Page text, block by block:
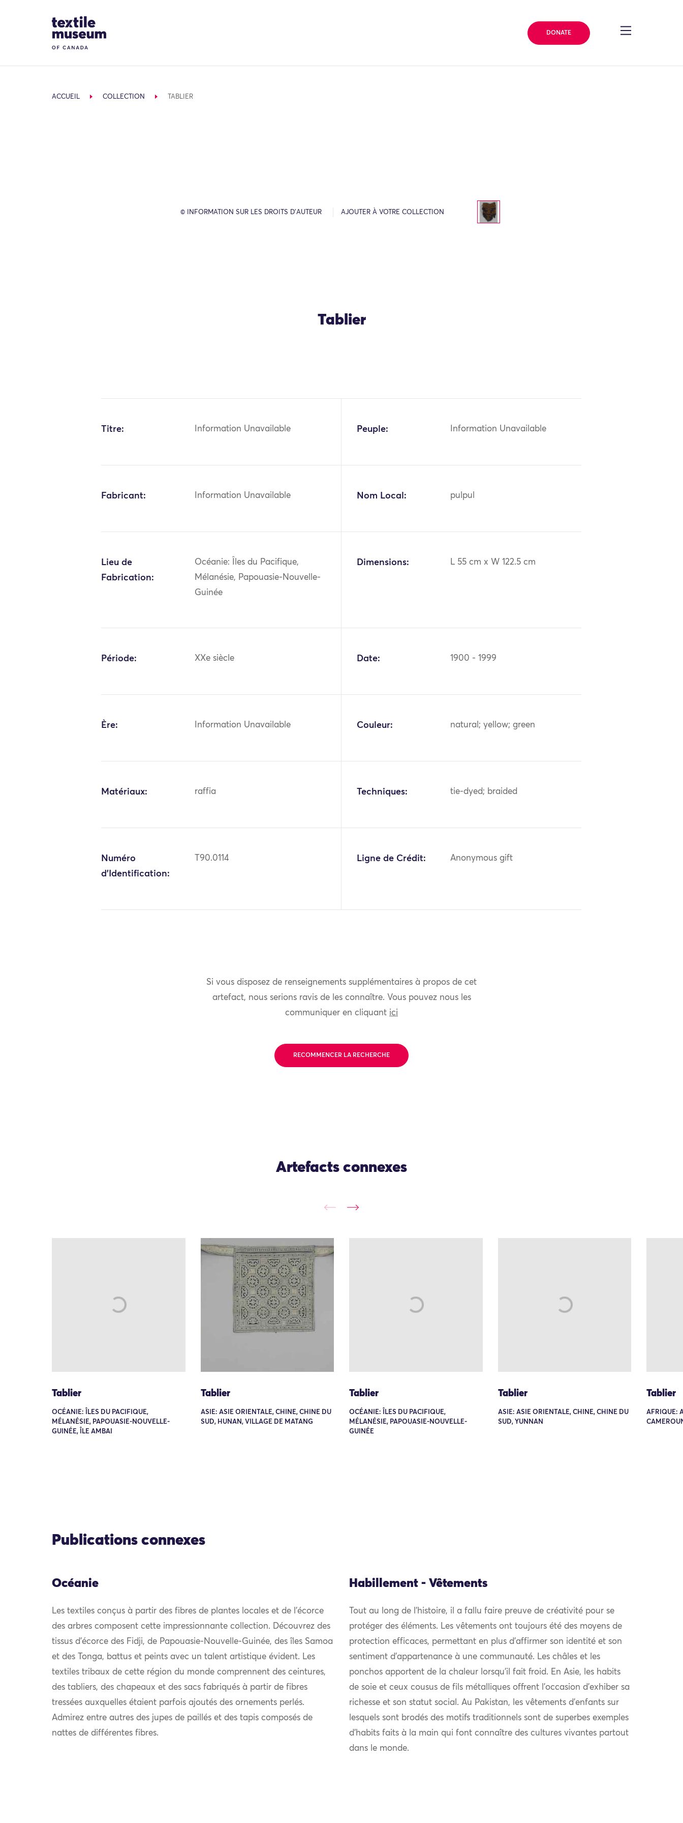
Site Logo
DONATE
ACCUEIL COLLECTION TABLIER
© INFORMATION SUR LES DROITS D’AUTEUR AJOUTER À VOTRE COLLECTION
Tablier
Titre: Information Unavailable Peuple: Information Unavailable
Fabricant: Information Unavailable Nom Local: pulpul
Lieu de
Fabrication:
Océanie: Îles du Pacifique,
Mélanésie, Papouasie-Nouvelle-
Guinée
Dimensions: L 55 cm x W 122.5 cm
Période: XXe siècle Date: 1900 - 1999
Ère: Information Unavailable Couleur: natural; yellow; green
Matériaux: raffia Techniques: tie-dyed; braided
Numéro
d'Identification:
T90.0114 Ligne de Crédit: Anonymous gift
Si vous disposez de renseignements supplémentaires à propos de cet
artefact, nous serions ravis de les connaître. Vous pouvez nous les
communiquer en cliquant ici
RECOMMENCER LA RECHERCHE
Artefacts connexes
Tablier
OCÉANIE: ÎLES DU PACIFIQUE,
MÉLANÉSIE, PAPOUASIE-NOUVELLE-
GUINÉE, ÎLE AMBAI
Tablier
ASIE: ASIE ORIENTALE, CHINE, CHINE DU
SUD, HUNAN, VILLAGE DE MATANG
Tablier
OCÉANIE: ÎLES DU PACIFIQUE,
MÉLANÉSIE, PAPOUASIE-NOUVELLE-
GUINÉE
Tablier
ASIE: ASIE ORIENTALE, CHINE, CHINE DU
SUD, YUNNAN
Tablier
AFRIQUE:
Publications connexes
Océanie
Les textiles conçus à partir des fibres de plantes locales et de l’écorce
des arbres composent cette impressionnante collection. Découvrez des
tissus d’écorce des Fidji, de Papouasie-Nouvelle-Guinée, des îles Samoa
et des Tonga, battus et peints avec un talent artistique évident. Les
textiles tribaux de cette région du monde comprennent des ceintures,
des tabliers, des chapeaux et des sacs fabriqués à partir de fibres
tressées auxquelles étaient parfois ajoutés des ornements perlés.
Admirez entre autres des jupes de paillés et des tapis composés de
nattes de différentes fibres.
Habillement - Vêtements
Tout au long de l’histoire, il a fallu faire preuve de créativité pour se
protéger des éléments. Les vêtements ont toujours été des moyens de
protection efficaces, permettant en plus d’affirmer son identité et son
sentiment d’appartenance à une communauté. Les châles et les
ponchos apportent de la chaleur lorsqu’il fait froid. En Asie, les habits
de soie et ceux cousus de fils métalliques offrent l’occasion d’exhiber sa
richesse et son statut social. Au Pakistan, les vêtements d’enfants sur
lesquels sont brodés des motifs traditionnels sont de superbes exemples
d’habits faits à la main qui font connaître des cultures vivantes partout
dans le monde.